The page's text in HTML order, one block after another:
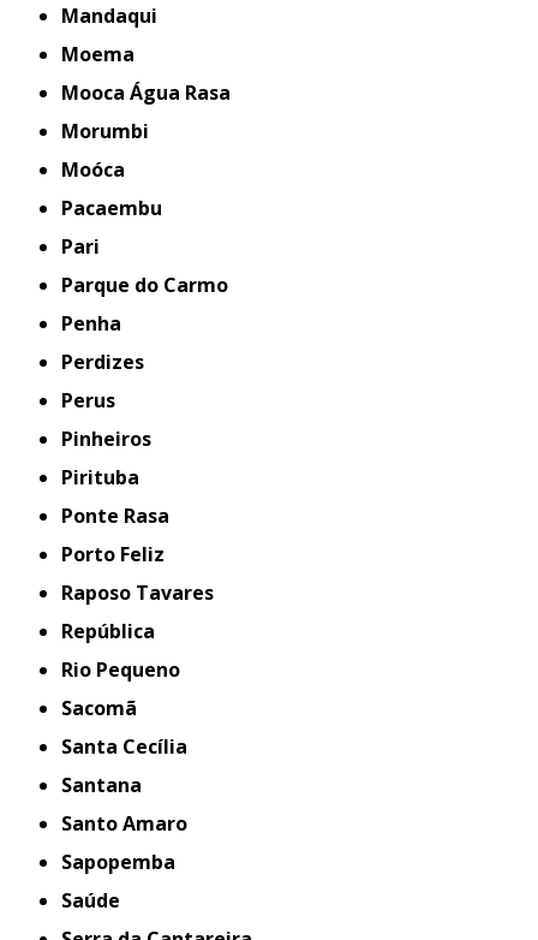
Mandaqui
Moema
Mooca Água Rasa
Morumbi
Moóca
Pacaembu
Pari
Parque do Carmo
Penha
Perdizes
Perus
Pinheiros
Pirituba
Ponte Rasa
Porto Feliz
Raposo Tavares
República
Rio Pequeno
Sacomã
Santa Cecília
Santana
Santo Amaro
Sapopemba
Saúde